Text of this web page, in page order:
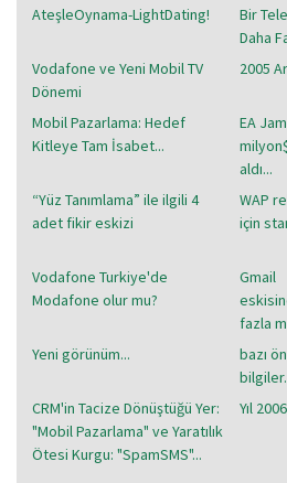
AteşleOynama-LightDating!
Bir
Daha
Vodafone ve Yeni Mobil TV
Dönemi
2005
Mobil Pazarlama: Hedef
Kitleye Tam İsabet...
EA
aldı...
“Yüz Tanımlama” ile ilgili 4
adet fikir eskizi
WAP
için
Vodafone Turkiye'de
Modafone olur mu?
Gmail
fazla
Yeni görünüm...
bazı
CRM'in Tacize Dönüştüğü Yer:
"Mobil Pazarlama" ve Yaratılık
Ötesi Kurgu: "SpamSMS"...
Yıl